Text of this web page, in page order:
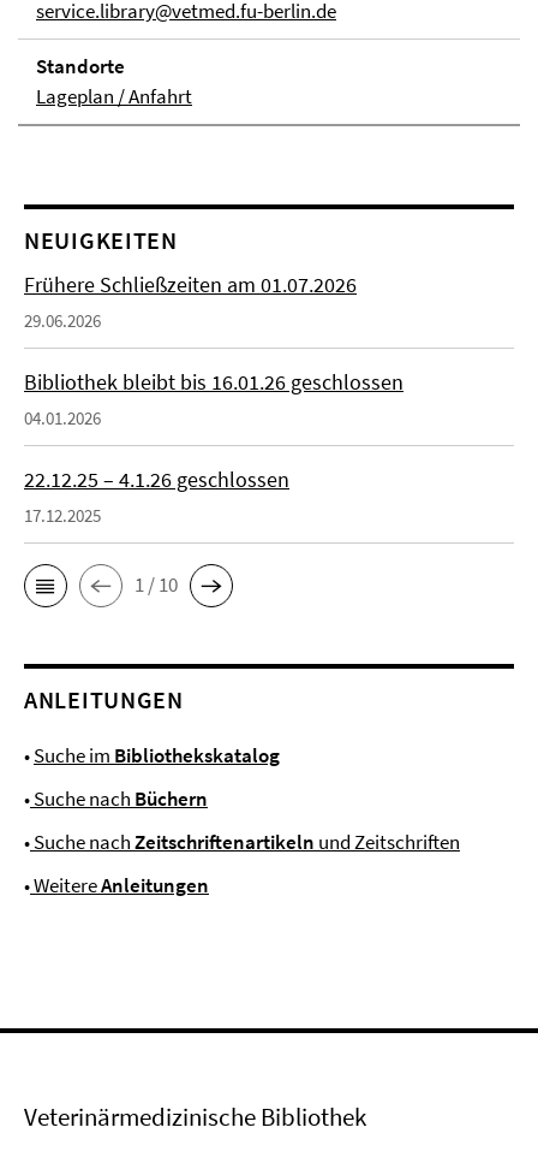
service.library@vetmed.fu-berlin.de
Stand­orte
Lageplan / Anfahrt
NEUIGKEITEN
Frühere Schließzeiten am 01.07.2026
29.06.2026
Bibliothek bleibt bis 16.01.26 geschlossen
04.01.2026
22.12.25 – 4.1.26 geschlossen
17.12.2025
1 / 10
ANLEITUNGEN
•Suche im Bibliothekskatalog
•Suche nach Büchern
•Suche nachZeitschriftenartikeln und Zeitschriften
•WeitereAnleitungen
Veterinärmedizinische Bibliothek